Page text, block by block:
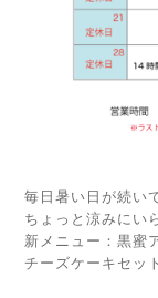
毎日暑い日が続い
ちょっと涼みにい
新メニュー：黒蜜
チーズケーキセッ